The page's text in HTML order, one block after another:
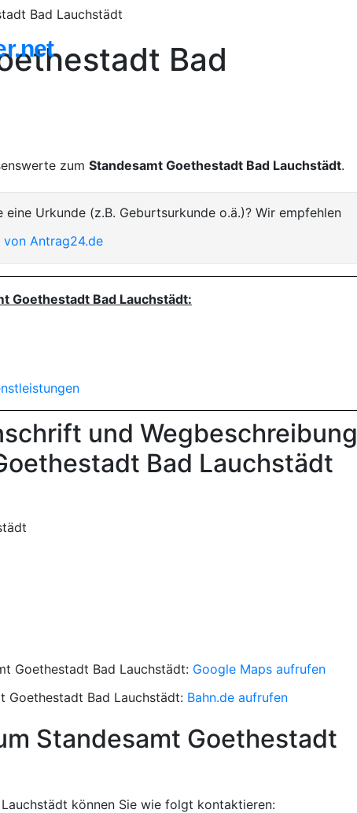
Bad Lauchstädt
Bad
zum Standesamt Goethestadt Bad Lauchstädt.
eine Urkunde (z.B. Geburtsurkunde o.ä.)? Wir empfehlen
von Antrag24.de
Goethestadt Bad Lauchstädt:
und Wegbeschreibung
Bad Lauchstädt
Goethestadt Bad Lauchstädt: Google Maps aufrufen
Goethestadt Bad Lauchstädt: Bahn.de aufrufen
Standesamt Goethestadt
können Sie wie folgt kontaktieren: